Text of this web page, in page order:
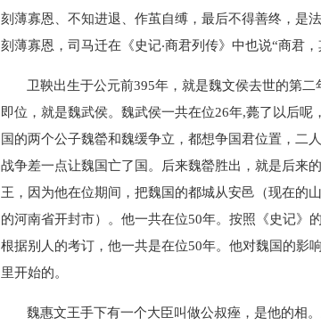
刻薄寡恩、不知进退、作茧自缚，最后不得善终，是
刻薄寡恩，司马迁在《史记‧商君列传》中也说“商君，
卫鞅出生于公元前395年，就是魏文侯去世的第
即位，就是魏武侯。魏武侯一共在位26年,薨了以后呢
国的两个公子魏罃和魏缓争立，都想争国君位置，二
战争差一点让魏国亡了国。后来魏罃胜出，就是后来
王，因为他在位期间，把魏国的都城从安邑（现在的
的河南省开封市）。他一共在位50年。按照《史记》
根据别人的考订，他一共是在位50年。他对魏国的影
里开始的。
魏惠文王手下有一个大臣叫做公叔痤，是他的相